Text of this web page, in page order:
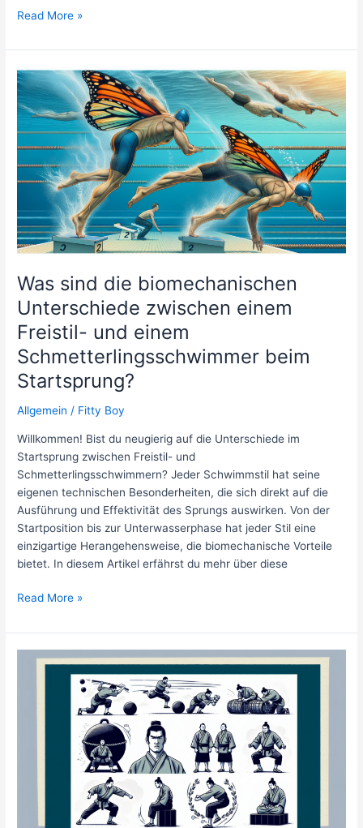
Wie
sich
die
Technik
des
Speerwurfs
Einführung
neuen
Speerdesigns
im
1986
verändert?
Read More »
Was sind die biomechanischen
Unterschiede zwischen einem
Freistil- und einem
Schmetterlingsschwimmer beim
Startsprung?
Allgemein / Fitty Boy
Willkommen! Bist du neugierig auf die Unterschiede im
Startsprung zwischen Freistil- und
Schmetterlingsschwimmern? Jeder Schwimmstil hat seine
eigenen technischen Besonderheiten, die sich direkt auf die
Ausführung und Effektivität des Sprungs auswirken. Von der
Startposition bis zur Unterwasserphase hat jeder Stil eine
einzigartige Herangehensweise, die biomechanische Vorteile
bietet. In diesem Artikel erfährst du mehr über diese
Was
die
biomechanischen
Unterschiede
Schmetterlingsschwimmer
Startsprung?
Read More »